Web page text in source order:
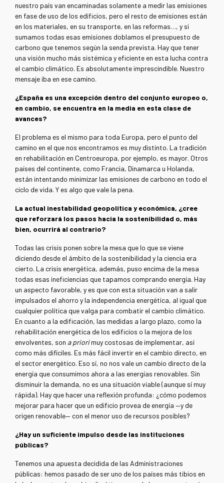
nuestro país van encaminadas solamente a medir las emisiones
en fase de uso de los edificios, pero el resto de emisiones están
en los materiales, en su transporte, en las reformas…, y si
sumamos todas esas emisiones doblamos el presupuesto de
carbono que tenemos según la senda prevista. Hay que tener
una visión mucho más sistémica y eficiente en esta lucha contra
el cambio climático. Es absolutamente imprescindible. Nuestro
mensaje iba en ese camino.
¿España es una excepción dentro del conjunto europeo o,
en cambio, se encuentra en la media en esta clase de
avances?
El problema es el mismo para toda Europa, pero el punto del
camino en el que nos encontramos es muy distinto. La tradición
en rehabilitación en Centroeuropa, por ejemplo, es mayor. Otros
países del continente, como Francia, Dinamarca u Holanda,
están intentando minimizar las emisiones de carbono en todo el
ciclo de vida. Y es algo que vale la pena.
La actual inestabilidad geopolítica y económica, ¿cree
que reforzará los pasos hacia la sostenibilidad o, más
bien, ocurrirá al contrario?
Todas las crisis ponen sobre la mesa que lo que se viene
diciendo desde el ámbito de la sostenibilidad y la ciencia era
cierto. La crisis energética, además, puso encima de la mesa
todas esas ineficiencias que tapamos comprando energía. Hay
un aspecto favorable, y es que con esta situación van a salir
impulsados el ahorro y la independencia energética, al igual que
cualquier política que valga para combatir el cambio climático.
En cuanto a la edificación, las medidas a largo plazo, como la
rehabilitación energética de los edificios o la mejora de los
envolventes, son a priorimuy costosas de implementar, así
como más difíciles. Es más fácil invertir en el cambio directo, en
el sector energético. Eso sí, no nos vale un cambio directo de la
energía que consumimos ahora a las energías renovables. Sin
disminuir la demanda, no es una situación viable (aunque sí muy
rápida). Hay que hacer una reflexión profunda: ¿cómo podemos
mejorar para hacer que un edificio provea de energía —y de
origen renovable— con el menor uso de recursos posibles?
¿Hay un suficiente impulso desde las instituciones
públicas?
Tenemos una apuesta decidida de las Administraciones
públicas: hemos pasado de ser uno de los países más tibios en